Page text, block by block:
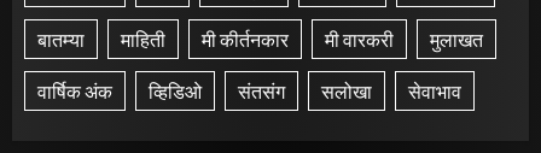
बातम्या माहिती मी कीर्तनकार मी वारकरी मुलाखत
वार्षिक अंक व्हिडिओ संतसंग सलोखा सेवाभाव